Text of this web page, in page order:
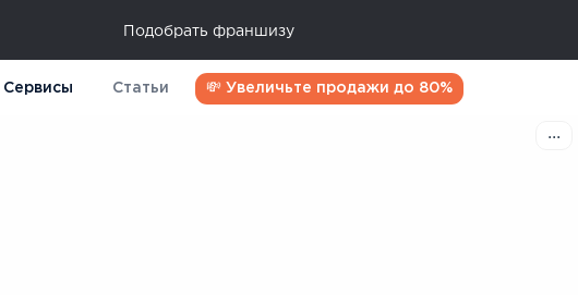
Подобрать франшизу
Сервисы Статьи 💸 Увеличьте продажи до 80%